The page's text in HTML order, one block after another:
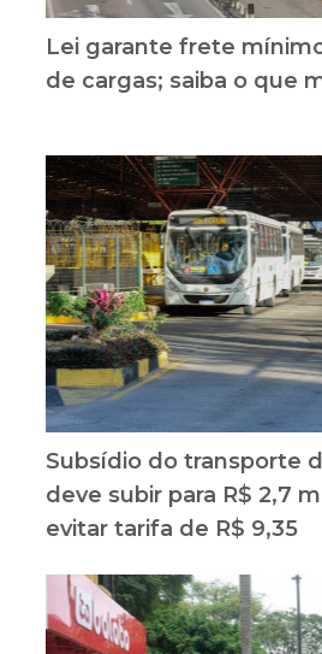
Lei garante frete
de cargas; saiba o que
Subsídio do transporte
deve subir para R$ 2,7
evitar tarifa de R$ 9,35